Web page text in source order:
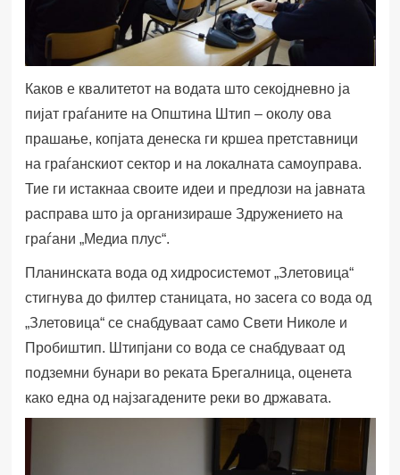
Каков е квалитетот на водата што секојдневно ја
пијат граѓаните на Општина Штип – околу ова
прашање, копјата денеска ги кршеа претставници
на граѓанскиот сектор и на локалната самоуправа.
Тие ги истакнаа своите идеи и предлози на јавната
расправа што ја организираше Здружението на
граѓани „Медиа плус“.
Планинската вода од хидросистемот „Злетовица“
стигнува до филтер станицата, но засега со вода од
„Злетовица“ се снабдуваат само Свети Николе и
Пробиштип. Штипјани со вода се снабдуваат од
подземни бунари во реката Брегалница, оценета
како една од најзагадените реки во државата.